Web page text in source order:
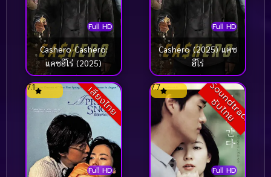
Full HD
Cashero Cashero:
แคชฮีโร่ (2025)
Full HD
Cashero (2025) แคช
ฮีโร่
เสียงไทย
Full HD
7.1 S
o
u
n
d
t
r
a
c
k
ซั
บ
ไ
ท
ย
Full HD
7.7